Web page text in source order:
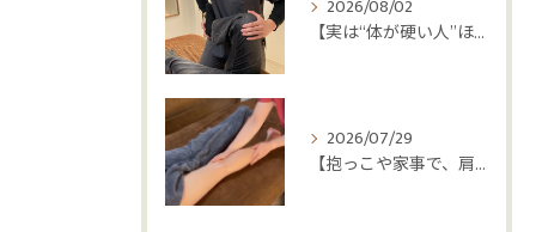
2026/08/02
【実は“体が硬い人”ほど疲れやすい😳】
2026/07/29
【抱っこや家事で、肩・腰つらくなっていませんか？👶💦】